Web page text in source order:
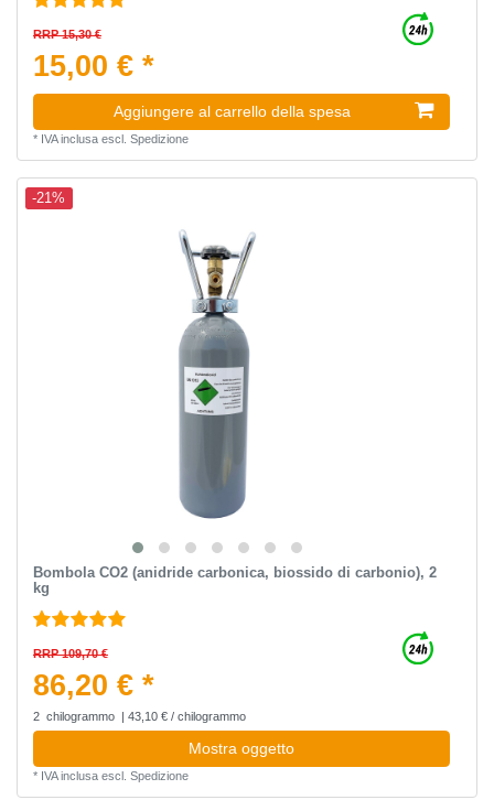
RRP 15,30 €
15,00 € *
Aggiungere al carrello della spesa
* IVA inclusaescl. Spedizione
-21%
Bombola CO2 (anidride carbonica, biossido di carbonio), 2
kg
RRP 109,70 €
86,20 € *
2 chilogrammo | 43,10 € / chilogrammo
Mostra oggetto
* IVA inclusaescl. Spedizione